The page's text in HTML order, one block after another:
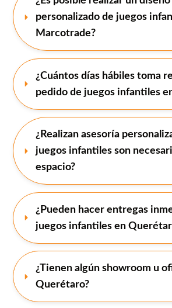
personalizado de juegos
Marcotrade?
¿Cuántos días hábiles toma
pedido de juegos infantiles
¿Realizan asesoría
juegos infantiles son
espacio?
¿Pueden hacer entregas
juegos infantiles en
¿Tienen algún showroom u
Querétaro?